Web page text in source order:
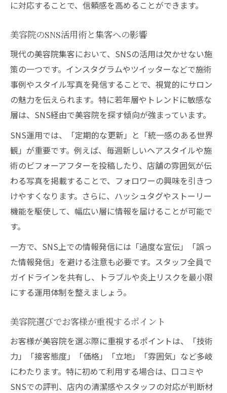
に対応することで、信頼感を高めることができます。
美容院のSNS活用術と集客への影響
現代の美容院集客において、SNSの活用は欠かせない施
策の一つです。インスタグラムやツイッターなどで施術
事例やスタイル写真を発信することで、視覚的にサロン
の魅力を伝えられます。特に若年層やトレンドに敏感な
層は、SNS経由で美容院を探す傾向が強まっています。
SNS運用では、「定期的な更新」と「統一感のある世界
観」が重要です。例えば、毎週新しいヘアスタイルや施
術のビフォーアフターを投稿したり、店舗の雰囲気が伝
わる写真を掲載することで、フォロワーの興味を引きつ
けやすくなります。さらに、ハッシュタグやストーリー
機能を駆使して、幅広い層に情報を届けることが可能で
す。
一方で、SNS上での情報発信には「過度な宣伝」「誤っ
た情報発信」を避ける注意も必要です。スタッフ全員で
ガイドラインを共有し、トラブルや炎上リスクを最小限
にする運用体制を整えましょう。
美容院選びでお客様が重視するポイント
お客様が美容院を選ぶ際に重視するポイントは、「技術
力」「接客態度」「価格」「立地」「雰囲気」など多岐
にわたります。特に初めて利用する場合は、口コミや
SNSでの評判、店内の清潔感やスタッフの対応が判断材